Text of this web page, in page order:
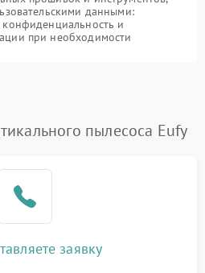
данными:
и
при необходимости
пылесоса Eufy
заявку